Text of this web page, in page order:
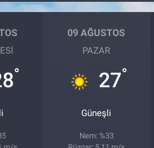
°
09 AĞUSTOS
PAZAR
27°
Güneşli
Nem: %33